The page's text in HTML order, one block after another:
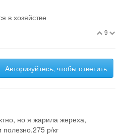
хозяйстве
9
Авторизуйтесь, чтобы ответить
но я жарила жереха,
р/кг